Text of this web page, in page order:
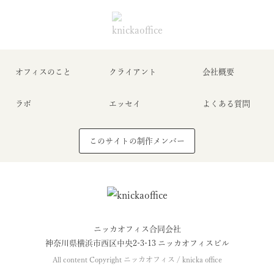
オフィスのこと クライアント 会社概要
ラボ エッセイ よくある質問
このサイトの制作メンバー
ニッカオフィス合同会社
神奈川県横浜市西区中央2-3-13 ニッカオフィスビル
All content Copyright ニッカオフィス / knicka office